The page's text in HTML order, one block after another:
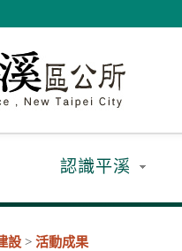
認識平溪
設 > 活動成果